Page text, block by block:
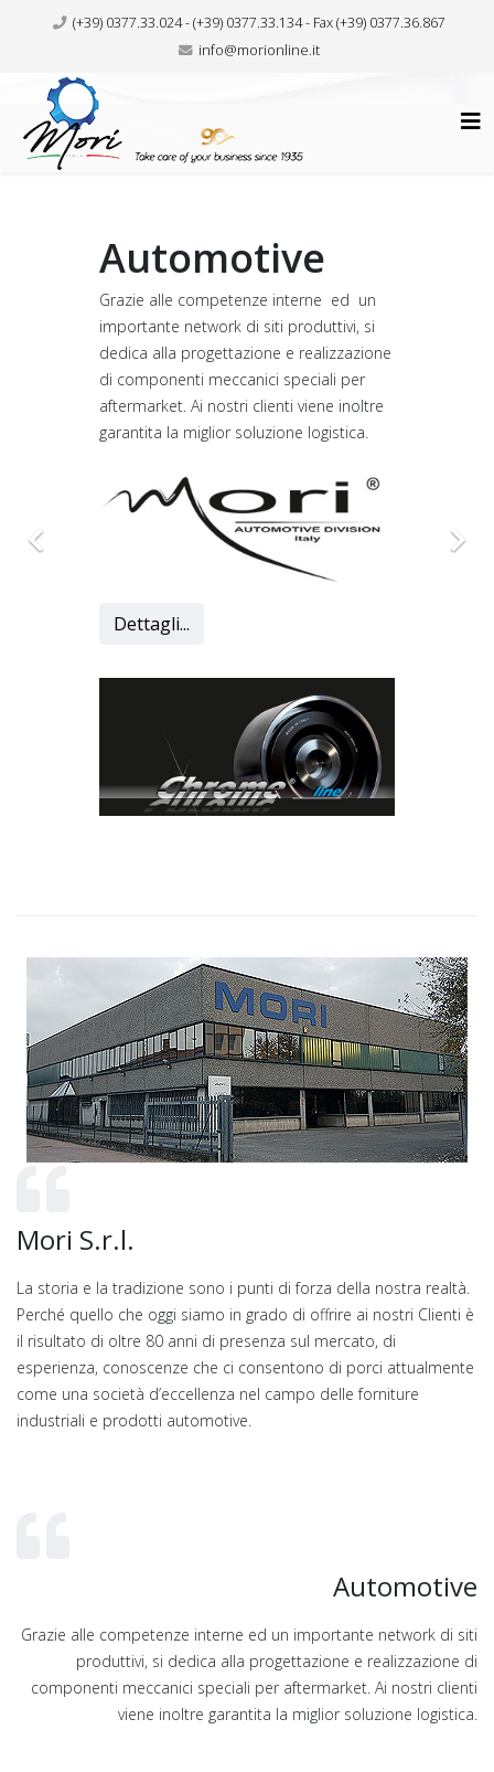
(+39) 0377.33.024 - (+39) 0377.33.134 - Fax (+39) 0377.36.867
info@morionline.it
Automotive
Grazie alle competenze interne ed un
importante network di siti produttivi, si
dedica alla progettazione e realizzazione
di componenti meccanici speciali per
aftermarket. Ai nostri clienti viene inoltre
garantita la miglior soluzione logistica.
Dettagli...
Mori S.r.l.
La storia e la tradizione sono i punti di forza della nostra realtà.
Perché quello che oggi siamo in grado di offrire ai nostri Clienti è
il risultato di oltre 80 anni di presenza sul mercato, di
esperienza, conoscenze che ci consentono di porci attualmente
come una società d’eccellenza nel campo delle forniture
industriali e prodotti automotive.
Automotive
Grazie alle competenze interne ed un importante network di siti
produttivi, si dedica alla progettazione e realizzazione di
componenti meccanici speciali per aftermarket. Ai nostri clienti
viene inoltre garantita la miglior soluzione logistica.